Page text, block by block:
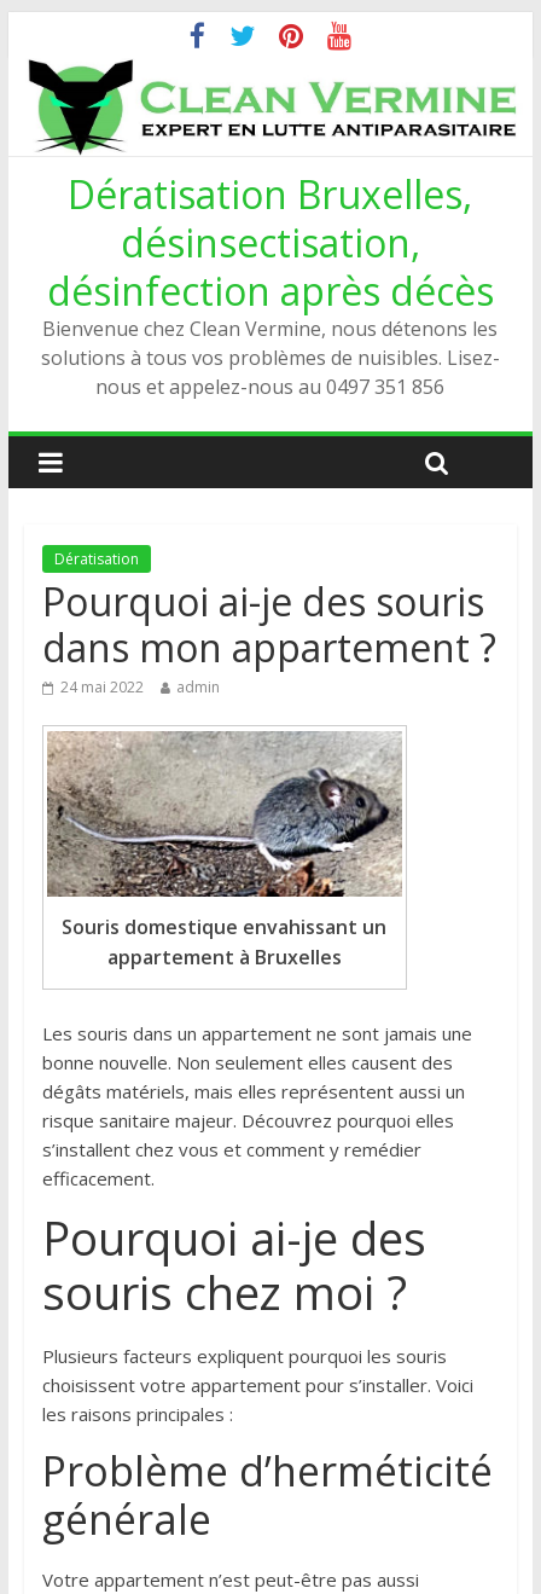
Dératisation Bruxelles,
désinsectisation,
désinfection après décès
Bienvenue chez Clean Vermine, nous détenons les
solutions à tous vos problèmes de nuisibles. Lisez-
nous et appelez-nous au 0497 351 856
Dératisation
Pourquoi ai-je des souris
dans mon appartement ?
24 mai 2022 admin
Souris domestique envahissant un
appartement à Bruxelles
Les souris dans un appartement ne sont jamais une
bonne nouvelle. Non seulement elles causent des
dégâts matériels, mais elles représentent aussi un
risque sanitaire majeur. Découvrez pourquoi elles
s’installent chez vous et comment y remédier
efficacement.
Pourquoi ai-je des
souris chez moi ?
Plusieurs facteurs expliquent pourquoi les souris
choisissent votre appartement pour s’installer. Voici
les raisons principales :
Problème d’herméticité
générale
Votre appartement n’est peut-être pas aussi